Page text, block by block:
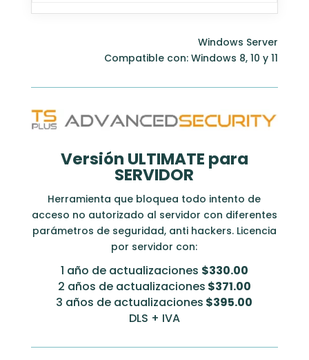
Windows Server
Compatible con: Windows 8, 10 y 11
Versión ULTIMATE para
SERVIDOR
Herramienta que bloquea todo intento de
acceso no autorizado al servidor con diferentes
parámetros de seguridad, anti hackers. Licencia
por servidor con:
1 año de actualizaciones $330.00
2 años de actualizaciones $371.00
3 años de actualizaciones $395.00
DLS + IVA